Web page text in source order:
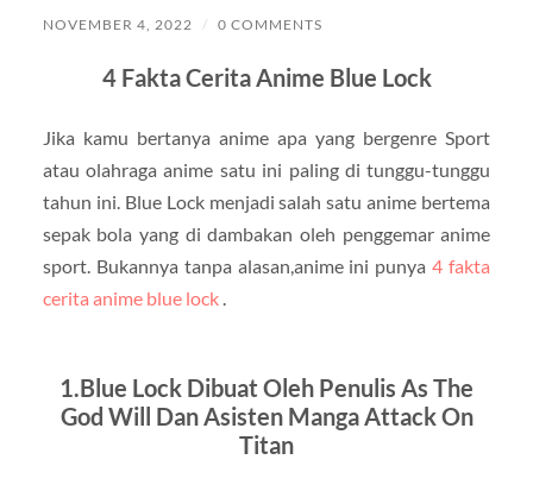
NOVEMBER 4, 2022 / 0 COMMENTS
4 Fakta Cerita Anime Blue Lock
Jika kamu bertanya anime apa yang bergenre Sport
atau olahraga anime satu ini paling di tunggu-tunggu
tahun ini. Blue Lock menjadi salah satu anime bertema
sepak bola yang di dambakan oleh penggemar anime
sport. Bukannya tanpa alasan,anime ini punya4 fakta
cerita anime blue lock.
1.Blue Lock Dibuat Oleh Penulis As The
God Will Dan Asisten Manga Attack On
Titan